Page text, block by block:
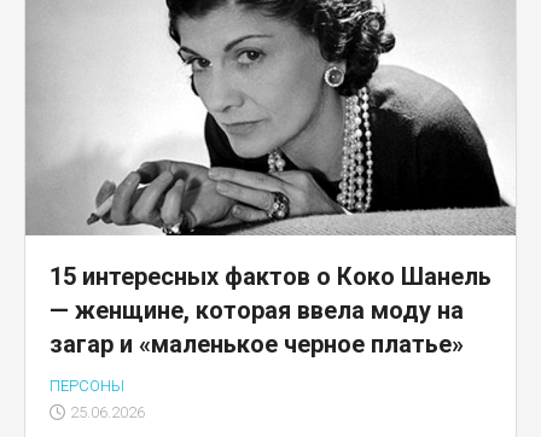
15 интересных фактов о Коко Шанель
— женщине, которая ввела моду на
загар и «маленькое черное платье»
ПЕРСОНЫ
25.06.2026